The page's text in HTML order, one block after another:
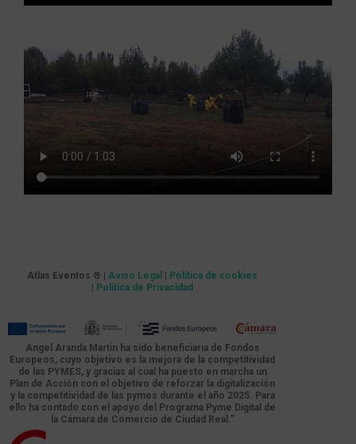
Atlas Eventos ® | Aviso Legal
Política de cookies
Política de Privacidad
Angel Aranda Martin ha sido beneficiaria de Fondos
Europeos, cuyo objetivo es la mejora de la competitividad
de las PYMES, y gracias al cual ha puesto en marcha un
Plan de Acción con el objetivo de reforzar la digitalización
y la competitividad de las pymes durante el año 2025. Para
ello ha contado con el apoyo del Programa Pyme Digital de
la Cámara de Comercio de Ciudad Real.”